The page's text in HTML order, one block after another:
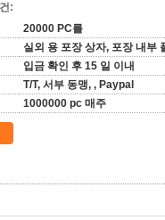
:
20000 PC를
실외 용 포장 상자, 포장 내부
입금 확인 후 15 일 이내
T/T, 서부 동맹, , Paypal
1000000 pc 매주